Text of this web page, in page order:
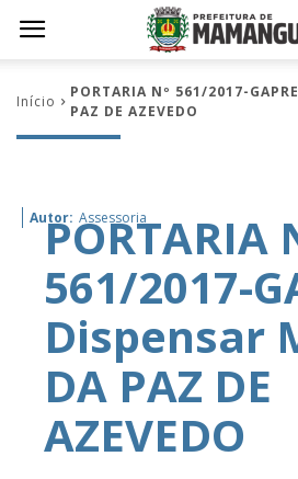
Início
PORTARIA Nº 561/2017-
PAZ DE AZEVEDO
Autor: Assessoria
PORTARIA
561/2017-
Dispensar
DA PAZ DE
AZEVEDO